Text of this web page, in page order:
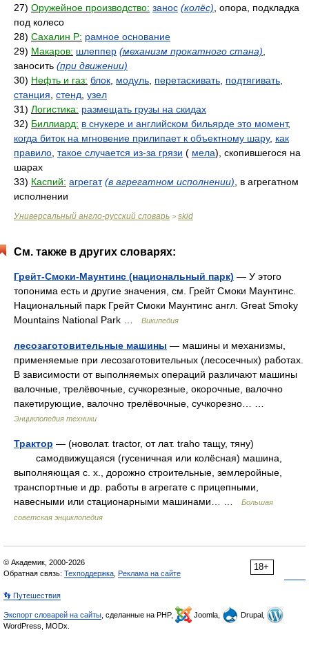
27) Оружейное производство: занос (колёс) , опора, подкладка
под колесо
28) Сахалин Р: рамное основание
29) Макаров: шлеппер (механизм прокатного стана)
заносить (при движении)
30) Нефть и газ: блок модуль перетаскивать подтягивать
станция стенд узел
31) Логистика: размещать грузы на скидах
32) Биллиард: в снукере и английском бильярде это момент,
когда биток на мгновение прилипает к объектному шару, как
правило такое случается из-за грязи ( мела), скопившегося на
шарах
33) Каспий: агрегат (в агрегатном исполнении) , в агрегатном
исполнении
Универсальный англо-русский словарь > skid
См. также в других словарях:
Грейт-Смоки-Маунтинс (национальный парк) — У этого
топонима есть и другие значения, см. Грейт Смоки Маунтинс.
Национальный парк Грейт Смоки Маунтинс англ. Great Smoky
Mountains National Park …
Википедия
лесозаготовительные машины — машины и механизмы,
применяемые при лесозаготовительных (лесосечных) работах.
В зависимости от выполняемых операций различают машины
валочные, трелёвочные, сучкорезные, окорочные, валочно
пакетирующие, валочно трелёвочные, сучкорезно… …
Энциклопедия техники
Трактор — (новолат. tractor, от лат. traho тащу, тяну)
самодвижущаяся (гусеничная или колёсная) машина,
выполняющая с. х., дорожно строительные, землеройные,
транспортные и др. работы в агрегате с прицепными,
навесными или стационарными машинами… …
Большая
советская энциклопедия
18+
© Академик, 2000-2026
Обратная связь: Техподдержка Реклама на сайте
👣 Путешествия
Экспорт словарей на сайты , сделанные на PHP, Joomla,
Drupal,
WordPress, MODx.